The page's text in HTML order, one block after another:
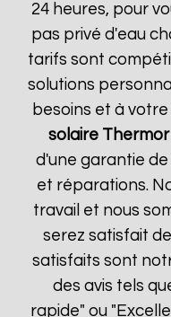
24 heures, pour
pas privé d'eau
tarifs sont
solutions
besoins et à
solaire Thermor
d'une garantie
et réparations.
travail et nous
serez satisfait
satisfaits sont
des avis tels
rapide" ou